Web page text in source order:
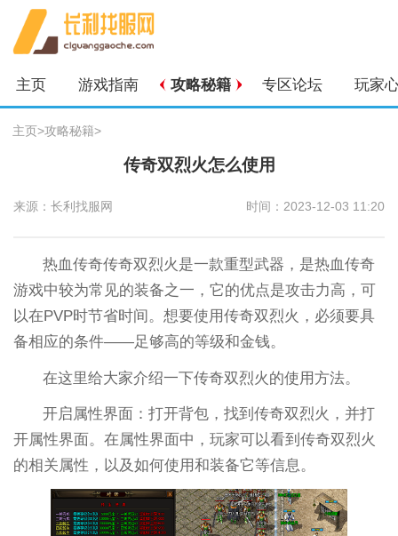
主页 游戏指南 攻略秘籍 专区论坛 玩家
主页>攻略秘籍>
传奇双烈火怎么使用
来源：长利找服网 时间：2023-12-03 11:20
热血传奇传奇双烈火是一款重型武器，是热血传奇
游戏中较为常见的装备之一，它的优点是攻击力高，可
以在PVP时节省时间。想要使用传奇双烈火，必须要具
备相应的条件——足够高的等级和金钱。
在这里给大家介绍一下传奇双烈火的使用方法。
开启属性界面：打开背包，找到传奇双烈火，并打
开属性界面。在属性界面中，玩家可以看到传奇双烈火
的相关属性，以及如何使用和装备它等信息。